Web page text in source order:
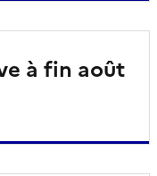
à fin août